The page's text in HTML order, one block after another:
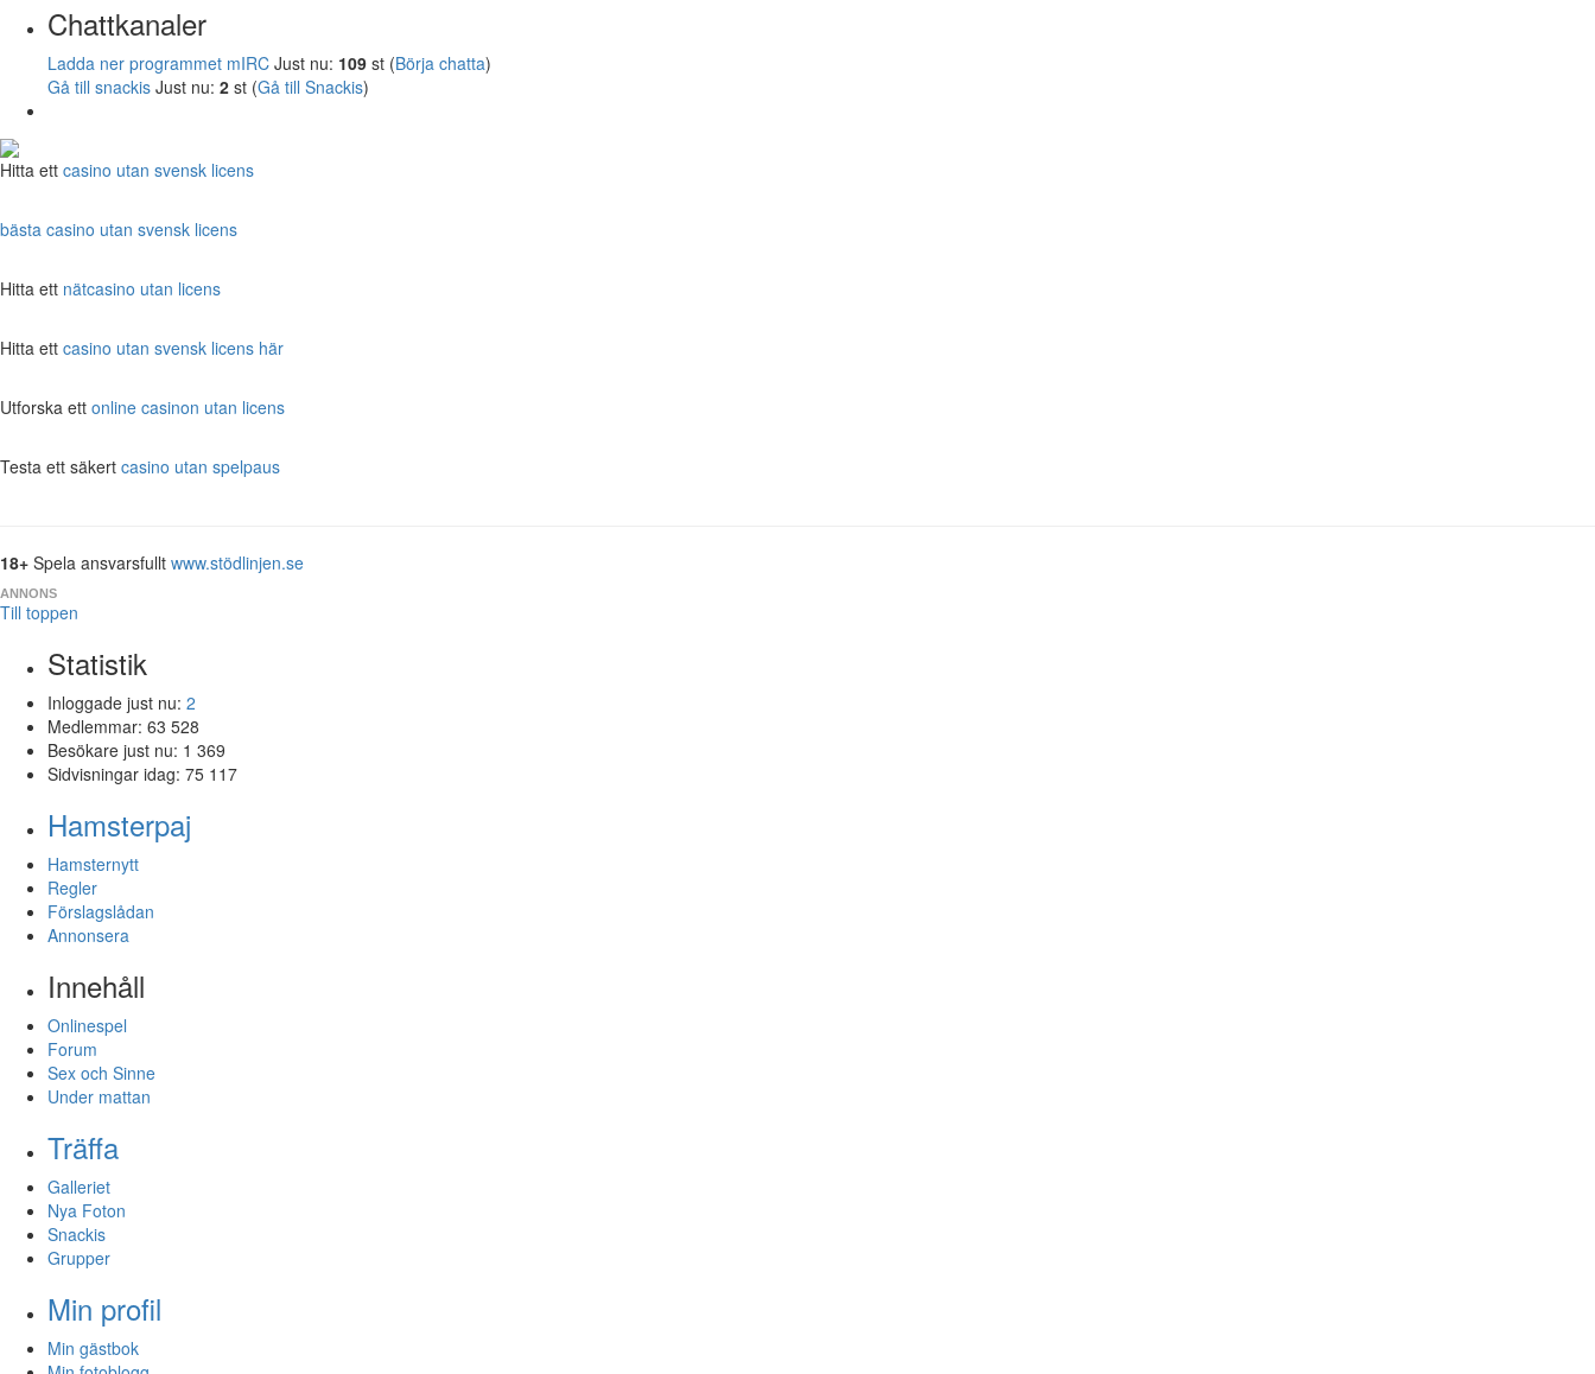
Chattkanaler
Ladda ner programmet mIRC Just nu: 109 st (Börja chatta)
Gå till snackis Just nu: 2 st (Gå till Snackis)
Hitta ett casino utan svensk licens
bästa casino utan svensk licens
Hitta ett nätcasino utan licens
Hitta ett casino utan svensk licens här
Utforska ett online casinon utan licens
Testa ett säkert casino utan spelpaus
18+ Spela ansvarsfullt www.stödlinjen.se
ANNONS
Till toppen
Statistik
Inloggade just nu: 2
Medlemmar: 63 528
Besökare just nu: 1 369
Sidvisningar idag: 75 117
Hamsterpaj
Hamsternytt
Regler
Förslagslådan
Annonsera
Innehåll
Onlinespel
Forum
Sex och Sinne
Under mattan
Träffa
Galleriet
Nya Foton
Snackis
Grupper
Min profil
Min gästbok